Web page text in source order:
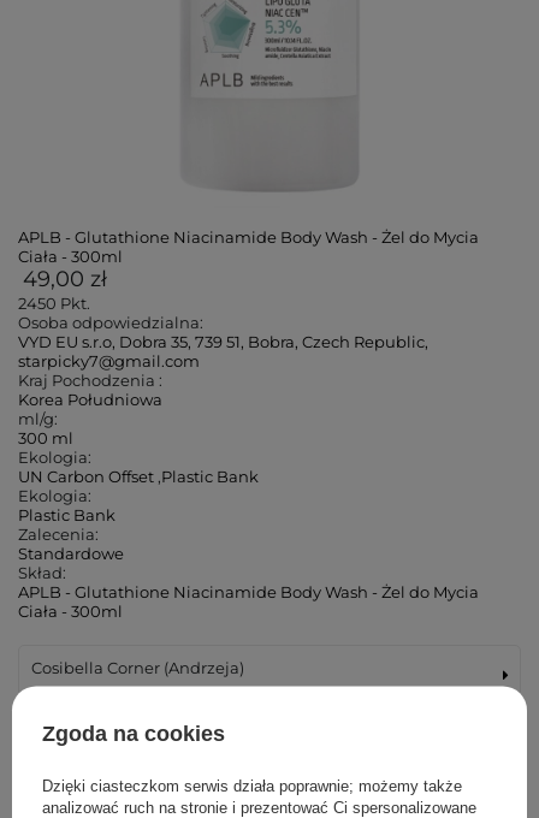
APLB - Glutathione Niacinamide Body Wash - Żel do Mycia
Ciała - 300ml
49,00 zł
2450 Pkt.
Osoba odpowiedzialna:
VYD EU s.r.o, Dobra 35, 739 51, Bobra, Czech Republic,
starpicky7@gmail.com
Kraj Pochodzenia :
Korea Południowa
ml/g:
300 ml
Ekologia:
UN Carbon Offset ,Plastic Bank
Ekologia:
Plastic Bank
Zalecenia:
Standardowe
Skład:
APLB - Glutathione Niacinamide Body Wash - Żel do Mycia
Ciała - 300ml
Cosibella Corner (Andrzeja)
Cosibella Corner (Łucka)
Cosibella Corner (Woronicza)
Zgoda na cookies
Dzięki ciasteczkom serwis działa poprawnie; możemy także
analizować ruch na stronie i prezentować Ci spersonalizowane